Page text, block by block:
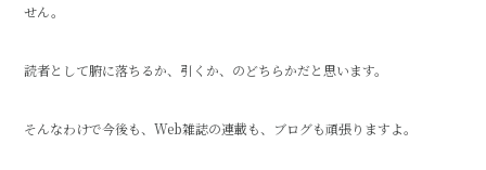
せん。
読者として腑に落ちるか、引くか、のどちらかだと思います。
そんなわけで今後も、Web雑誌の連載も、ブログも頑張りますよ。